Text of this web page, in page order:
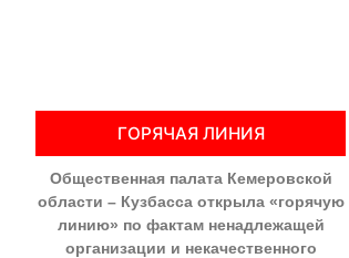
ГОРЯЧАЯ ЛИНИЯ
Общественная палата Кемеровской
области – Кузбасса открыла «горячую
линию» по фактам ненадлежащей
организации и некачественного